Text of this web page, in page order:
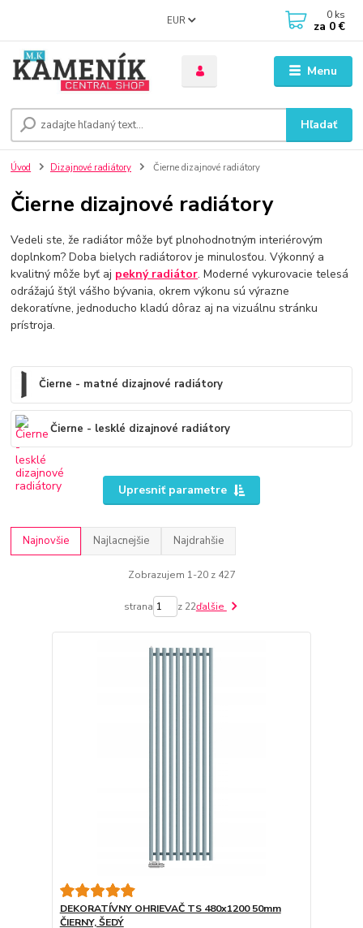
Menu
EUR
Hľadať
0 ks
za 0 €
Úvod Dizajnové radiátory Čierne dizajnové radiátory
Čierne dizajnové radiátory
Vedeli ste, že radiátor môže byť plnohodnotným interiérovým
doplnkom? Doba bielych radiátorov je minulosťou. Výkonný a
kvalitný môže byť aj pekný radiátor. Moderné vykurovacie telesá
odrážajú štýl vášho bývania, okrem výkonu sú výrazne
dekoratívne, jednoducho kladú dôraz aj na vizuálnu stránku
prístroja.
Čierne - matné dizajnové radiátory
Čierne - lesklé dizajnové radiátory
Upresniť parametre
Najnovšie Najlacnejšie Najdrahšie
Zobrazujem 1-20 z 427
strana z 22ďalšie
DEKORATÍVNY OHRIEVAČ TS 480x1200 50mm
ČIERNY, ŠEDÝ